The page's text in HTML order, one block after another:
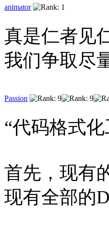
animator
真是仁者见
我们争取尽
Passion
“代码格式
首先，现有
现有全部的